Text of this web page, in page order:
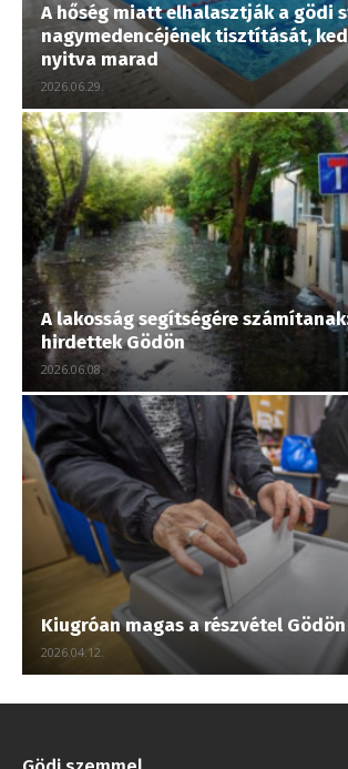
A hőség miatt elhalasztják a gödi
nagymedencéjének tisztítását,
nyitva marad
2026.06.29.
A lakosság segítségére
hirdettek Gödön
2026.06.08.
Kiugróan magas a részvétel Gödön
2026.04.12.